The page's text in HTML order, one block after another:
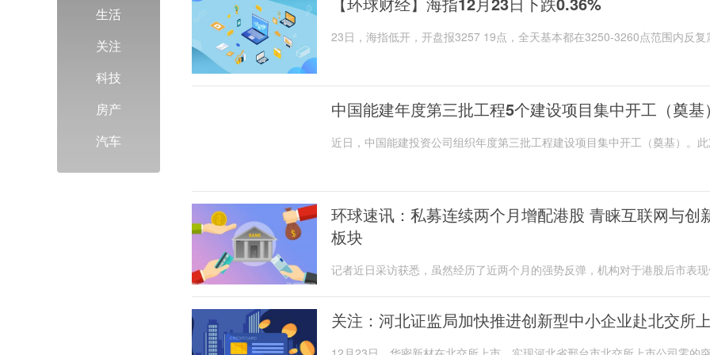
生活
关注
科技
房产
汽车
23日，海指低开，开盘报3257 19点，全天基本都在3250-3260点范围内反复
中国能建年度第三批工程5个建设项目集中开工（奠基）
近日，中国能建投资公司组织年度第三批工程建设项目集中开工（奠基）。
环球速讯：私募连续两个月增配港股 青睐互联网与创
板块
记者近日采访获悉，虽然经历了近两个月的强势反弹，机构对于港股后市表
关注：河北证监局加快推进创新型中小企业赴北交所